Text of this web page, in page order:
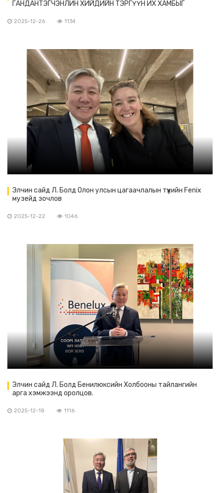
ГАНДАНТЭГЧЭНЛИН ХИЙДИЙН ТЭРГҮҮН ИХ ХАМБЫГ
2025-12-26 1134
Элчин сайд Л. Болд Олон улсын цагаачлалын түүхийн Fenix
музейд зочлов
2025-12-22 1046
Элчин сайд Л. Болд Бенилюксийн Холбооны тайлангийн
арга хэмжээнд оролцов.
2025-12-18 1116